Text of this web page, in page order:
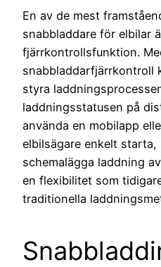
En av de mest
snabbladdare för elbilar
fjärrkontrollsfunktion.
snabbladdarfjärrkontroll
styra
laddningsstatusen på
använda en mobilapp
elbilsägare enkelt starta,
schemalägga laddning
en flexibilitet som
traditionella